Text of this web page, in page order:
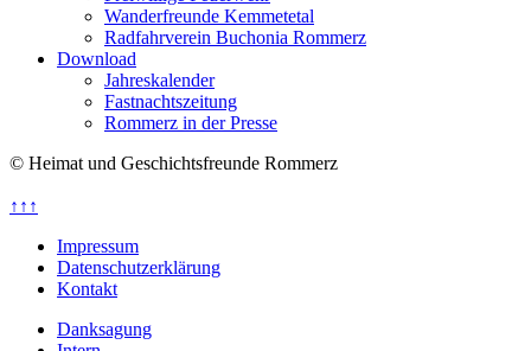
Wanderfreunde Kemmetetal
Radfahrverein Buchonia Rommerz
Download
Jahreskalender
Fastnachtszeitung
Rommerz in der Presse
© Heimat und Geschichtsfreunde Rommerz
↑↑↑
Impressum
Datenschutzerklärung
Kontakt
Danksagung